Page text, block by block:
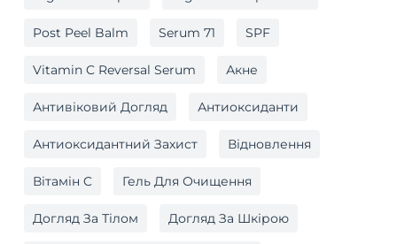
Post Peel Balm Serum 71 SPF
Vitamin C Reversal Serum Акне
Антивіковий Догляд Антиоксиданти
Антиоксидантний Захист Відновлення
Вітамін C Гель Для Очищення
Догляд За Тілом Догляд За Шкірою